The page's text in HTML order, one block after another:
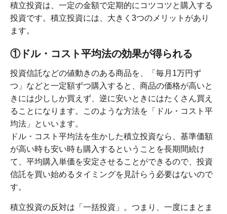
積立投資は、一定の金額で定期的にコツコツと購入する
投資です。積立投資には、大きく3つのメリットがあり
ます。
①ドル・コスト平均法の効果が得られる
投資信託などの値動きのある商品を、「毎月1万円ず
つ」などと一定額ずつ購入すると、商品の価格が高いと
きには少ししか買えず、逆に安いときにはたくさん買え
ることになります。このような方法を「ドル・コスト平
均法」といいます。
ドル・コスト平均法を生かした積立投資なら、基準価額
が高い時も安い時も購入するということを長期間続け
て、平均購入単価を安定させることができるので、投資
信託を買い始めるタイミングを見計らう必要はないので
す。
積立投資の反対は「一括投資」。つまり、一度にまとま